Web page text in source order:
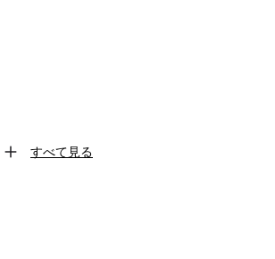
すべて見る